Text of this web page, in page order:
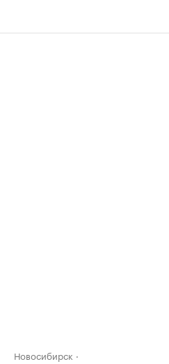
Новосибирск